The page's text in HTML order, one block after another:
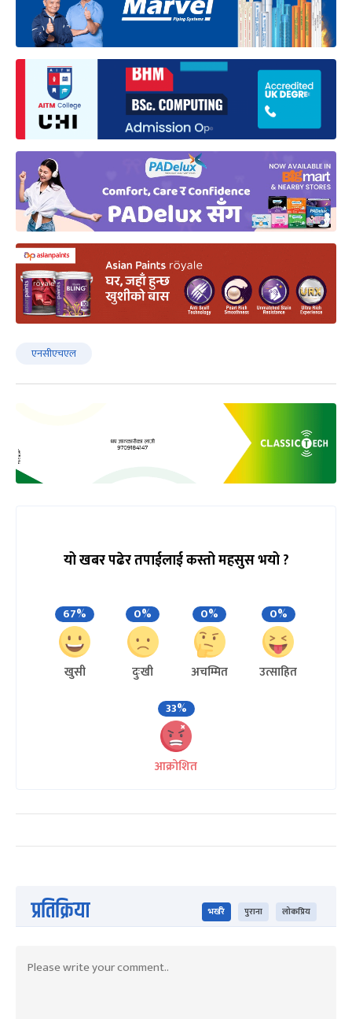
एनसीएचएल
यो खबर पढेर तपाईलाई कस्तो महसुस भयो ?
67%
खुसी
0%
दुःखी
0%
अचम्मित
0%
उत्साहित
33%
आक्रोशित
प्रतिक्रिया भर्खरै पुराना लोकप्रिय